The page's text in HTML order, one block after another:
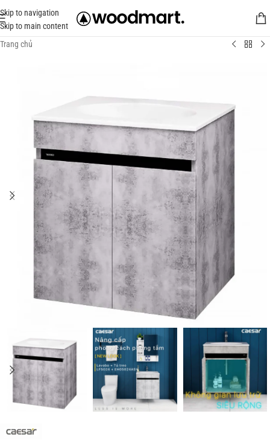
Skip to navigation
Skip to main content
Trang chủ